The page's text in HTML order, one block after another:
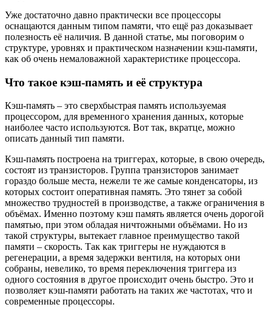
Уже достаточно давно практически все процессоры
оснащаются данным типом памяти, что ещё раз доказывает
полезность её наличия. В данной статье, мы поговорим о
структуре, уровнях и практическом назначении кэш-памяти,
как об очень немаловажной характеристике процессора.
Что такое кэш-память и её структура
Кэш-память – это сверхбыстрая память используемая
процессором, для временного хранения данных, которые
наиболее часто используются. Вот так, вкратце, можно
описать данный тип памяти.
Кэш-память построена на триггерах, которые, в свою очередь,
состоят из транзисторов. Группа транзисторов занимает
гораздо больше места, нежели те же самые конденсаторы, из
которых состоит оперативная память. Это тянет за собой
множество трудностей в производстве, а также ограничения в
объёмах. Именно поэтому кэш память является очень дорогой
памятью, при этом обладая ничтожными объёмами. Но из
такой структуры, вытекает главное преимущество такой
памяти – скорость. Так как триггеры не нуждаются в
регенерации, а время задержки вентиля, на которых они
собраны, невелико, то время переключения триггера из
одного состояния в другое происходит очень быстро. Это и
позволяет кэш-памяти работать на таких же частотах, что и
современные процессоры.